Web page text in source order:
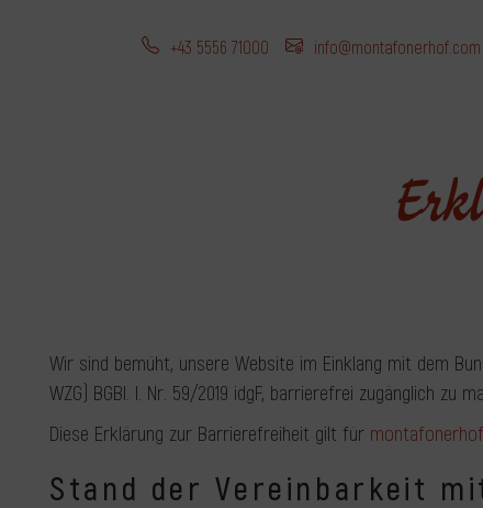
+43 5556 71000 info@montafonerhof.com
Wir sind bemüht, unsere Website im Einklang mit dem
WZG) BGBl. I. Nr. 59/2019 idgF, barrierefrei zugänglich zu
Diese Erklärung zur Barrierefreiheit gilt für
Stand der Vereinbarkeit